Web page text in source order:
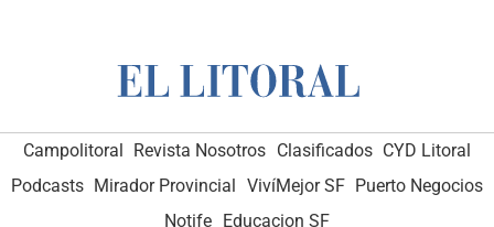
Campolitoral Revista Nosotros Clasificados CYD Litoral
Podcasts Mirador Provincial VivíMejor SF Puerto Negocios
Notife Educacion SF